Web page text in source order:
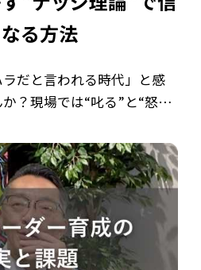
る方法
ラだと言われる時代」と感
？現場では“叱る”と“怒
かし、行動経済学の「ナ
強制せずに人が自発 […]